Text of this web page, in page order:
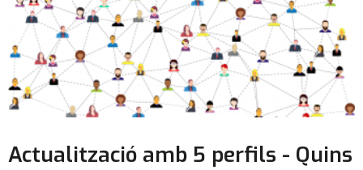
Actualització amb 5 perfils - Quins